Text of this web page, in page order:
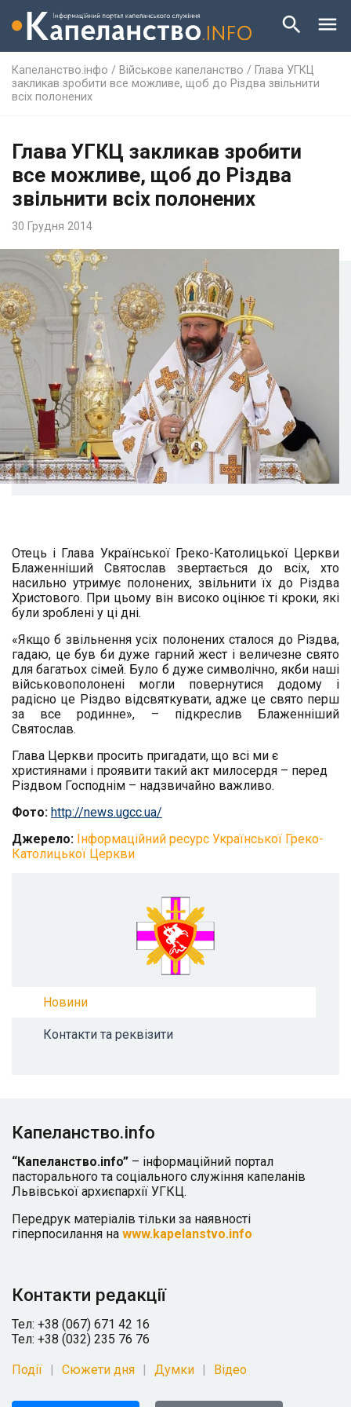
Капеланство.інфо / Військове капеланство / Глава УГКЦ
закликав зробити все можливе, щоб до Різдва звільнити
всіх полонених
Глава УГКЦ закликав зробити
все можливе, щоб до Різдва
звільнити всіх полонених
30 Грудня 2014
Отець і Глава Української Греко-Католицької Церкви
Блаженніший Святослав звертається до всіх, хто
насильно утримує полонених, звільнити їх до Різдва
Христового. При цьому він високо оцінює ті кроки, які
були зроблені у ці дні.
«Якщо б звільнення усіх полонених сталося до Різдва,
гадаю, це був би дуже гарний жест і величезне свято
для багатьох сімей. Було б дуже символічно, якби наші
військовополонені могли повернутися додому і
радісно це Різдво відсвяткувати, адже це свято перш
за все родинне», – підкреслив Блаженніший
Святослав.
Глава Церкви просить пригадати, що всі ми є
християнами і проявити такий акт милосердя – перед
Різдвом Господнім – надзвичайно важливо.
Фото: http://news.ugcc.ua/
Джерело: Інформаційний ресурс Української Греко-
Католицької Церкви
Новини
Контакти та реквізити
Капеланство.info
“Капеланство.info” – інформаційний портал
пасторального та соціального служіння капеланів
Львівської архиєпархії УГКЦ.
Передрук матеріалів тільки за наявності
гіперпосилання на www.kapelanstvo.info
Контакти редакції
Тел: +38 (067) 671 42 16
Тел: +38 (032) 235 76 76
Події Сюжети дня Думки Відео